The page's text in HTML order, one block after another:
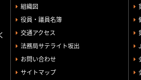
組織図
役員・議員名簿
交通アクセス
法務局サテライト坂出
お問い合わせ
サイトマップ